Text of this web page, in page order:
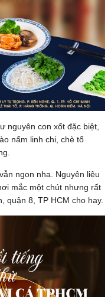
nguyên con xốt đặc biệt,
nấm linh chi, chè tổ
ngon nha. Nguyên liệu
mắc một chút nhưng rất
quận 8, TP HCM cho hay.